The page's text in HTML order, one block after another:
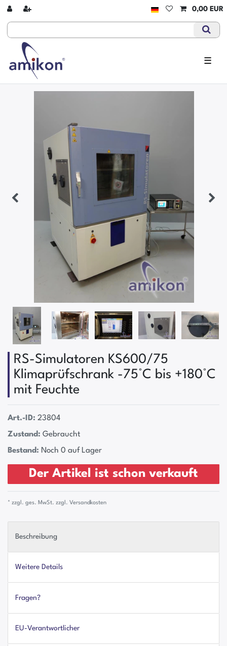
0,00 EUR
☰
RS-Simulatoren KS600/75
Klimaprüfschrank -75°C bis +180°C
mit Feuchte
Art.-ID: 23804
Zustand: Gebraucht
Bestand: Noch 0 auf Lager
Der Artikel ist schon verkauft
* zzgl. ges. MwSt. zzgl. Versandkosten
Beschreibung
Weitere Details
Fragen?
EU-Verantwortlicher